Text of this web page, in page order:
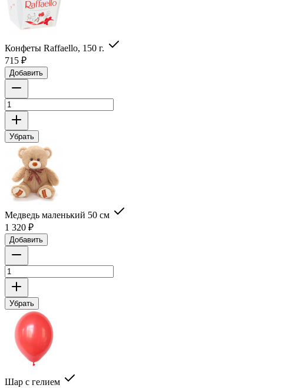
Конфеты Raffaello, 150 г.
715 ₽
Добавить
Убрать
Медведь маленький 50 см
1 320 ₽
Добавить
Убрать
Шар с гелием